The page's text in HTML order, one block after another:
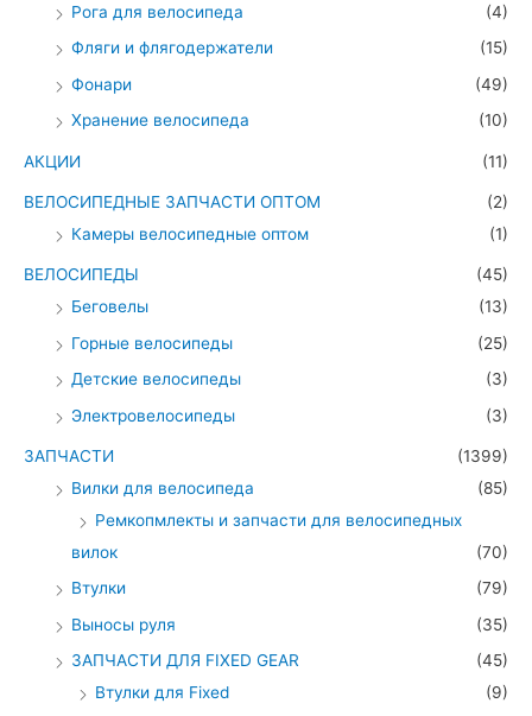
Рога для велосипеда
(4)
Фляги и флягодержатели
(15)
Фонари
(49)
Хранение велосипеда
(10)
АКЦИИ (11)
ВЕЛОСИПЕДНЫЕ ЗАПЧАСТИ ОПТОМ
(2)
Камеры велосипедные оптом
(1)
ВЕЛОСИПЕДЫ
(45)
Беговелы
(13)
Горные велосипеды
(25)
Детские велосипеды
(3)
Электровелосипеды
(3)
ЗАПЧАСТИ
(1399)
Вилки для велосипеда
(85)
Ремкопмлекты и запчасти для велосипедных
вилок
(70)
Втулки
(79)
Выносы руля
(35)
ЗАПЧАСТИ ДЛЯ FIXED GEAR
(45)
Втулки для Fixed
(9)